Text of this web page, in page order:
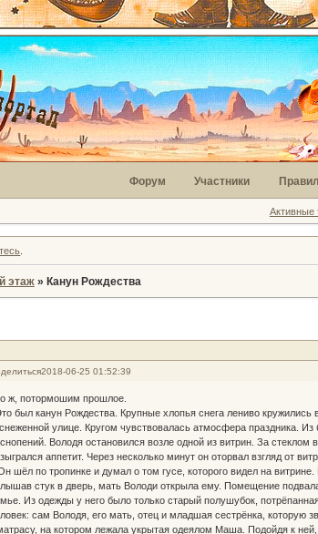
Форум Участники
Активные
этаж » Канун Рождества
2018-06-25 01:52:39
ж, потормошим прошлое.
был канун Рождества. Крупные хлопья снега лениво
улице. Кругом чувствовалась атмосфера праздника.
Володя остановился возле одной из витрин. За
аппетит. Через несколько минут он оторвал взгляд от
шёл по тропинке и думал о том гусе, которого видел на
стук в дверь, мать Володи открыла ему. Помещение
Из одежды у него было только старый полушубок,
сам Володя, его мать, отец и младшая сестрёнка, которую
на котором лежала укрытая одеялом Маша. Подойдя к